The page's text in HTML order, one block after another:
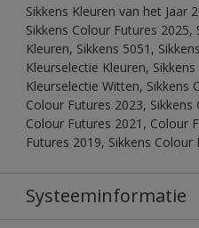
Sikkens Kleuren van het Jaar
Sikkens Colour Futures 2025,
Kleuren, Sikkens 5051,
Kleurselectie Kleuren,
Kleurselectie Witten, Sikkens
Colour Futures 2023,
Colour Futures 2021, Colour
Futures 2019, Sikkens Colour
Systeeminformatie